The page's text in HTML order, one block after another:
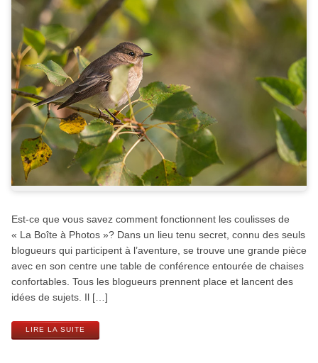
Est-ce que vous savez comment fonctionnent les coulisses de
« La Boîte à Photos »? Dans un lieu tenu secret, connu des seuls
blogueurs qui participent à l’aventure, se trouve une grande pièce
avec en son centre une table de conférence entourée de chaises
confortables. Tous les blogueurs prennent place et lancent des
idées de sujets. Il […]
LIRE LA SUITE